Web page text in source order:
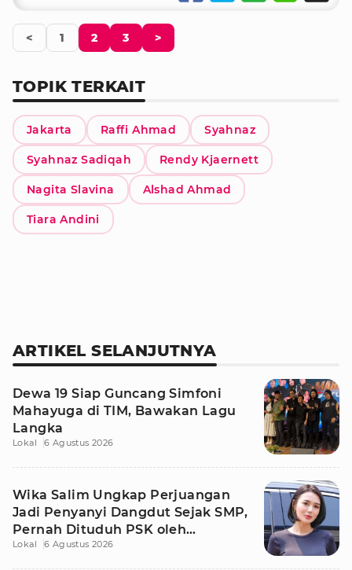
< 1 2 3 >
TOPIK TERKAIT
Jakarta Raffi Ahmad Syahnaz
Syahnaz Sadiqah Rendy Kjaernett
Nagita Slavina Alshad Ahmad
Tiara Andini
ARTIKEL SELANJUTNYA
Dewa 19 Siap Guncang Simfoni
Mahayuga di TIM, Bawakan Lagu
Langka
Lokal 6 Agustus 2026
Wika Salim Ungkap Perjuangan
Jadi Penyanyi Dangdut Sejak SMP,
Pernah Dituduh PSK oleh
Tetangga
Lokal 6 Agustus 2026